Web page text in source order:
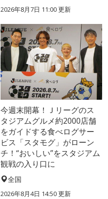
2026年8月7日 11:00更新
今週末開幕！Ｊリーグのス
タジアムグルメ約2000店舗
をガイドする食べログサー
ビス「スタモグ」がローン
チ！“おいしい”をスタジアム
観戦の入り口に
全国
2026年8月4日 14:50更新